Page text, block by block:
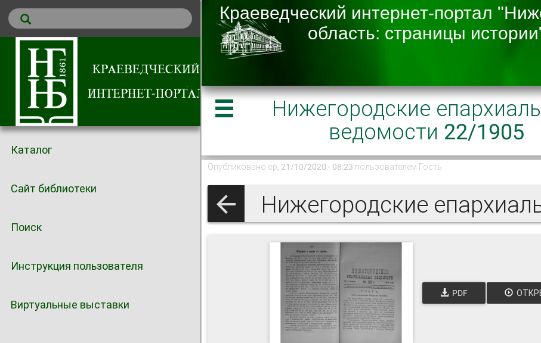
Каталог
Сайт библиотеки
Поиск
Инструкция пользователя
Виртуальные выставки
Нижегородские
ведомости 22/1905
Опубликовано ср, 21/10/2020 - 08:23 пользователем Гость
PDF